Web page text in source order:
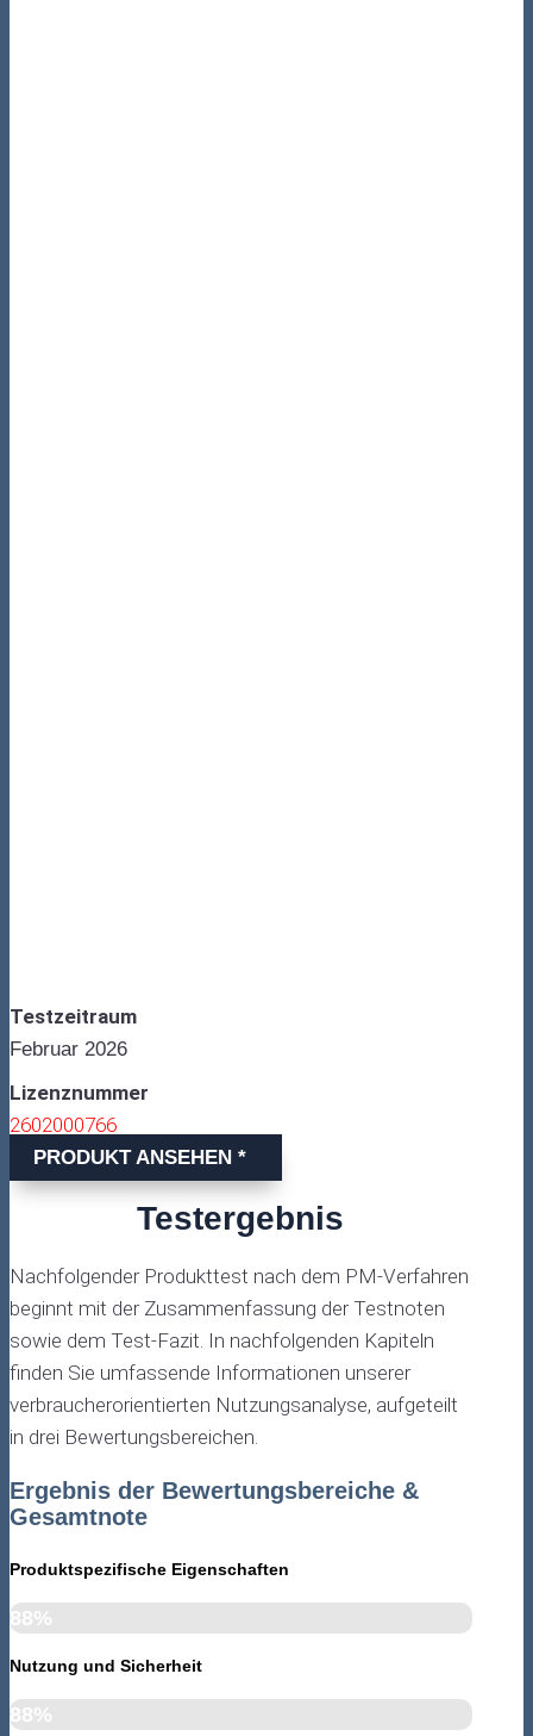
Testzeitraum
Februar 2026
Lizenznummer
2602000766
PRODUKT ANSEHEN *
Testergebnis
Nachfolgender Produkttest nach dem PM-Verfahren
beginnt mit der Zusammenfassung der Testnoten
sowie dem Test-Fazit. In nachfolgenden Kapiteln
finden Sie umfassende Informationen unserer
verbraucherorientierten Nutzungsanalyse, aufgeteilt
in drei Bewertungsbereichen.
Ergebnis der Bewertungsbereiche &
Gesamtnote
Produktspezifische Eigenschaften
88%
Nutzung und Sicherheit
88%